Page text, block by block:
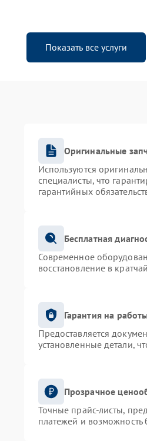
Показать все услуги
Оригинальные
Используются
специалисты, что
гарантийных
Бесплатная
Современное
восстановление в
Гарантия на
Предоставляется
установленные детали,
Прозрачное
Точные прайс-листы,
платежей и возможность